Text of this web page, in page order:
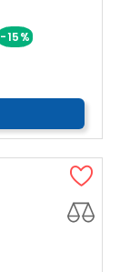
-15%Prix